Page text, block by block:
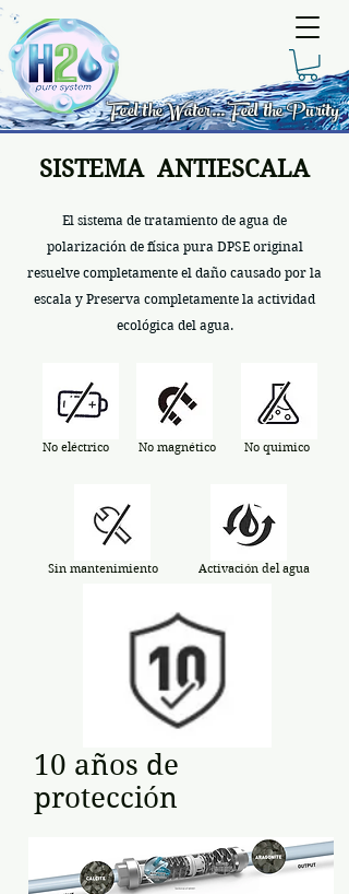
Feel the Water... Feel the Purity
SISTEMA ANTIESCALA
El sistema de tratamiento de agua de
polarización de física pura DPSE original
resuelve completamente el daño causado por la
escala y Preserva completamente la actividad
ecológica del agua.
No eléctrico No magnético No quimico
Sin mantenimiento Activación del agua
10 años de
protección